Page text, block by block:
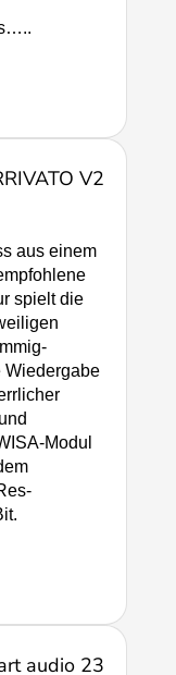
aus einem
spielt die
Wiedergabe
Modul